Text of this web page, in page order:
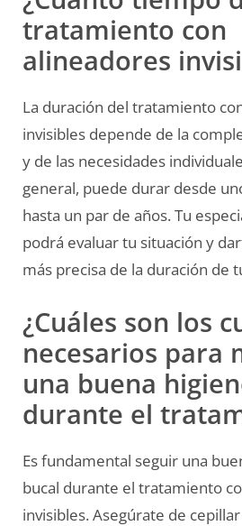
tratamiento con
alineadores
La duración del tratamiento
invisibles depende de la
y de las necesidades
general, puede durar desde
hasta un par de años. Tu
podrá evaluar tu situación y
más precisa de la duración de
¿Cuáles son los
necesarios para
una buena
durante el
Es fundamental seguir una
bucal durante el tratamiento
invisibles. Asegúrate de